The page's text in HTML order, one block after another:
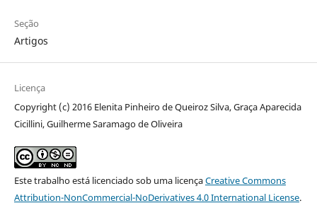
Seção
Artigos
Licença
Copyright (c) 2016 Elenita Pinheiro de Queiroz Silva, Graça Aparecida
Cicillini, Guilherme Saramago de Oliveira
Este trabalho está licenciado sob uma licençaCreative Commons
Attribution-NonCommercial-NoDerivatives 4.0 International License.